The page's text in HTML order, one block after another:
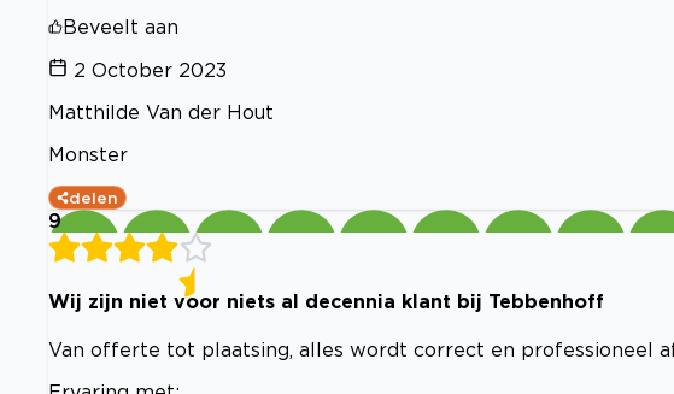
Beveelt aan
2 October 2023
Matthilde Van der Hout
Monster
delen
9
Wij zijn niet voor niets al decennia klant bij Tebbenhoff
Van offerte tot plaatsing, alles wordt correct en professioneel